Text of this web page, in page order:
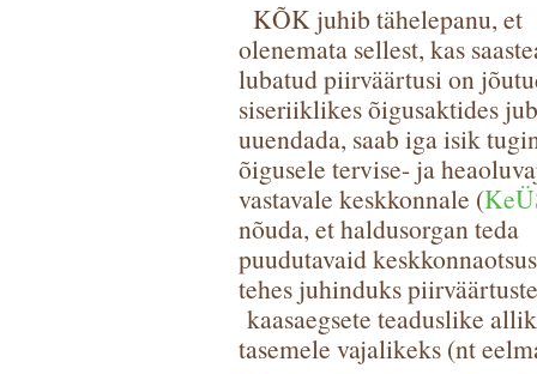
KÕK juhib tähelepanu, et
olenemata sellest, kas
lubatud piirväärtusi on
siseriiklikes õigusaktides
uuendada, saab iga isik
õigusele tervise- ja
vastavale keskkonnale (
nõuda, et haldusorgan teda
puudutavaid
tehes juhinduks
kaasaegsete teaduslike
tasemele vajalikeks (nt